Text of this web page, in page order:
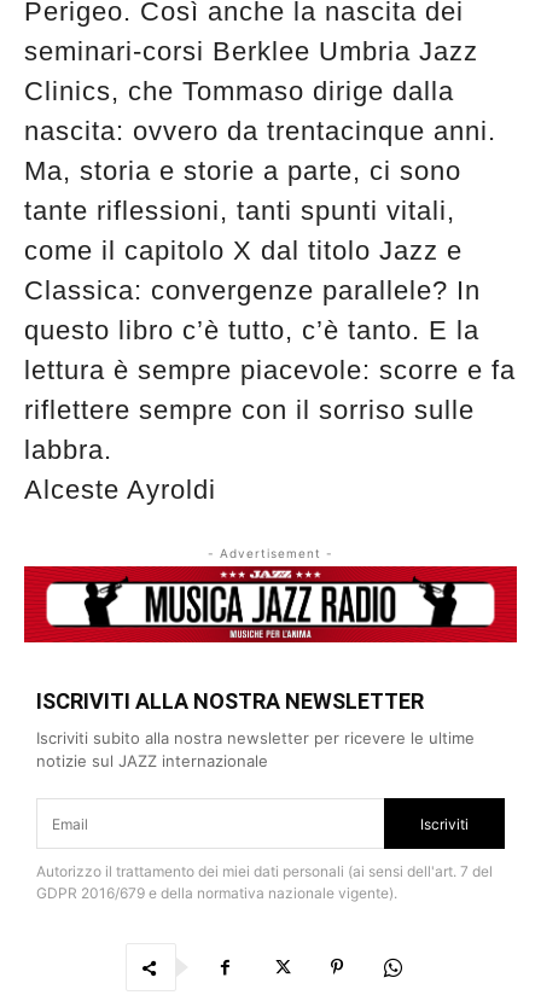
Perigeo. Così anche la nascita dei
seminari-corsi Berklee Umbria Jazz
Clinics, che Tommaso dirige dalla
nascita: ovvero da trentacinque anni.
Ma, storia e storie a parte, ci sono
tante riflessioni, tanti spunti vitali,
come il capitolo X dal titolo Jazz e
Classica: convergenze parallele? In
questo libro c’è tutto, c’è tanto. E la
lettura è sempre piacevole: scorre e fa
riflettere sempre con il sorriso sulle
labbra.
Alceste Ayroldi
- Advertisement -
ISCRIVITI ALLA NOSTRA NEWSLETTER
Iscriviti subito alla nostra newsletter per ricevere le ultime
notizie sul JAZZ internazionale
Iscriviti
Autorizzo il trattamento dei miei dati personali (ai sensi dell'art. 7 del
GDPR 2016/679 e della normativa nazionale vigente).